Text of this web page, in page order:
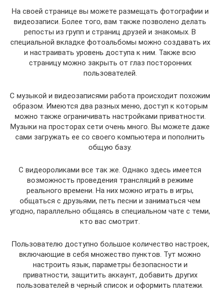
На своей странице вы можете размещать фотографии и
видеозаписи. Более того, вам также позволено делать
репосты из групп и страниц друзей и знакомых. В
специальной вкладке фотоальбомы можно создавать их
и настраивать уровень доступа к ним. Также всю
страницу можно закрыть от глаз посторонних
пользователей.
С музыкой и видеозаписями работа происходит похожим
образом. Имеются два разных меню, доступ к которым
можно также ограничивать настройками приватности.
Музыки на просторах сети очень много. Вы можете даже
сами загружать ее со своего компьютера и пополнить
общую базу.
С видеороликами все так же. Однако здесь имеется
возможность проведения трансляций в режиме
реального времени. На них можно играть в игры,
общаться с друзьями, петь песни и заниматься чем
угодно, параллельно общаясь в специальном чате с теми,
кто вас смотрит.
Пользователю доступно большое количество настроек,
включающие в себя множество пунктов. Тут можно
настроить язык, параметры безопасности и
приватности, защитить аккаунт, добавить других
пользователей в черный список и оформить платежи.